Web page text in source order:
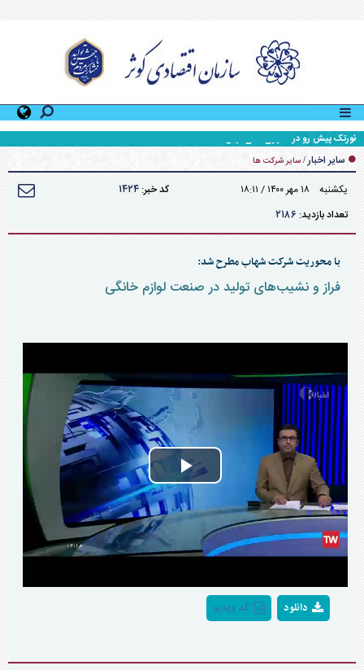
نورتک پیش رو در فناوری های نوین
سایر اخبار / سایر شرکت ها
يکشنبه ۱۸ مهر ۱۴۰۰ / ۱۸:۱۱ کد خبر: ۱۴۲۴
تعداد بازدید: ۲۱۸۶
با محوریت شرکت شهاب مطرح شد:
فراز و نشیب‌های تولید در صنعت لوازم خانگی
Play
Video
کد ویدیو دانلود